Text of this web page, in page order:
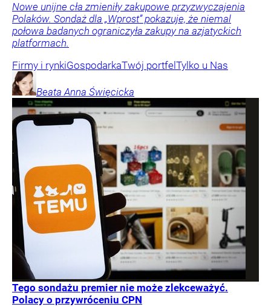
Nowe unijne cła zmieniły zakupowe przyzwyczajenia
Polaków. Sondaż dla „Wprost” pokazuje, że niemal
połowa badanych ograniczyła zakupy na azjatyckich
platformach.
Firmy i rynkiGospodarkaTwój portfel Tylko u Nas
Beata Anna Święcicka
Tego sondażu premier nie może zlekceważyć.
Polacy o przywróceniu CPN